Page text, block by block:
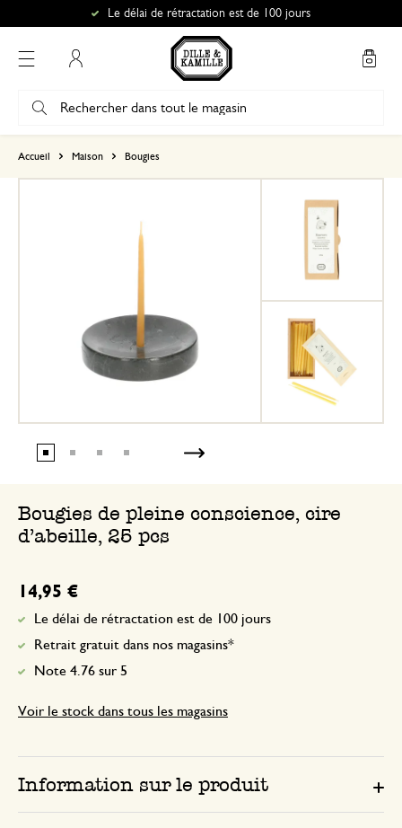
Le délai de rétractation est de 100 jours
Accueil Maison Bougies
Bougies de pleine conscience, cire
d'abeille, 25 pcs
14,95 €
Le délai de rétractation est de 100 jours
Retrait gratuit dans nos magasins*
Note 4.76 sur 5
Voir le stock dans tous les magasins
Information sur le produit